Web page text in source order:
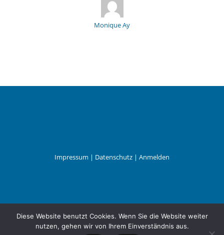
Monique Ay
Impressum | Datenschutz | Anmelden
Diese Website benutzt Cookies. Wenn Sie die Website weiter
nutzen, gehen wir von Ihrem Einverständnis aus.